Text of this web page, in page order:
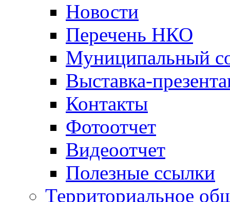
Новости
Перечень НКО
Муниципальный
Выставка-
Контакты
Фотоотчет
Видеоотчет
Полезные ссылки
Территориальное